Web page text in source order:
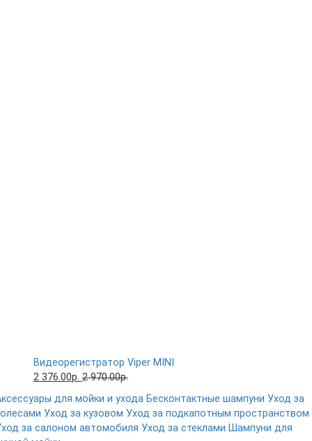
Видеорегистратор Viper MINI
2 376.00р. 2 970.00р.
для мойки и ухода Бесконтактные шампуни Уход за
Уход за кузовом Уход за подкапотным пространством
за салоном автомобиля Уход за стеклами Шампуни для